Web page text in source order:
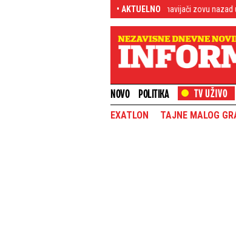
• AKTUELNO
Dok ga navijači zovu nazad u Zvezdu,
NOVO POLITIKA
EXATLON TAJNE MALOG